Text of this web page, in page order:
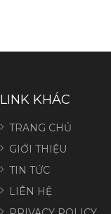
LINK KHÁC
TRANG CHỦ
GIỚI THIỆU
TIN TỨC
LIÊN HỆ